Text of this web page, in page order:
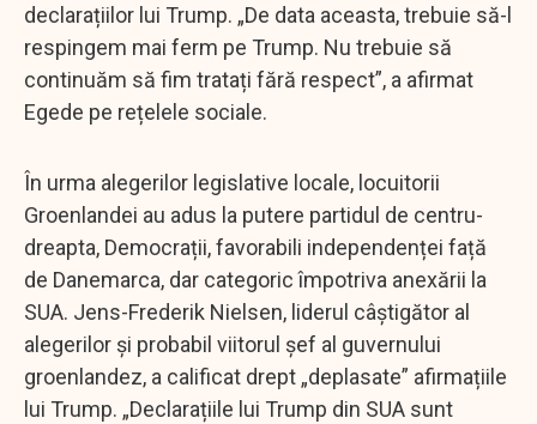
declarațiilor lui Trump. „De data aceasta, trebuie să-l
respingem mai ferm pe Trump. Nu trebuie să
continuăm să fim tratați fără respect”, a afirmat
Egede pe rețelele sociale.
În urma alegerilor legislative locale, locuitorii
Groenlandei au adus la putere partidul de centru-
dreapta, Democrații, favorabili independenței față
de Danemarca, dar categoric împotriva anexării la
SUA. Jens-Frederik Nielsen, liderul câștigător al
alegerilor și probabil viitorul șef al guvernului
groenlandez, a calificat drept „deplasate” afirmațiile
lui Trump. „Declarațiile lui Trump din SUA sunt